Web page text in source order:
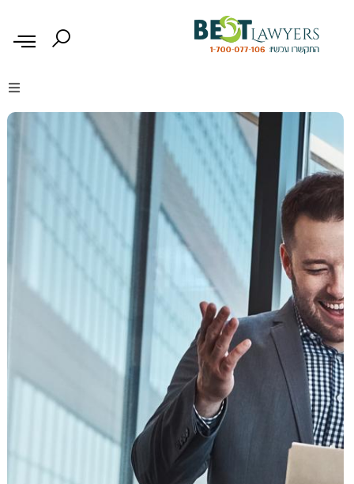
דיני נזיקין
דיני משפחה
דיני עבודה
דיני תעבורה
מקרקעין נדל"ן
הוצאה לפועל
פלילי
משפט מסחרי